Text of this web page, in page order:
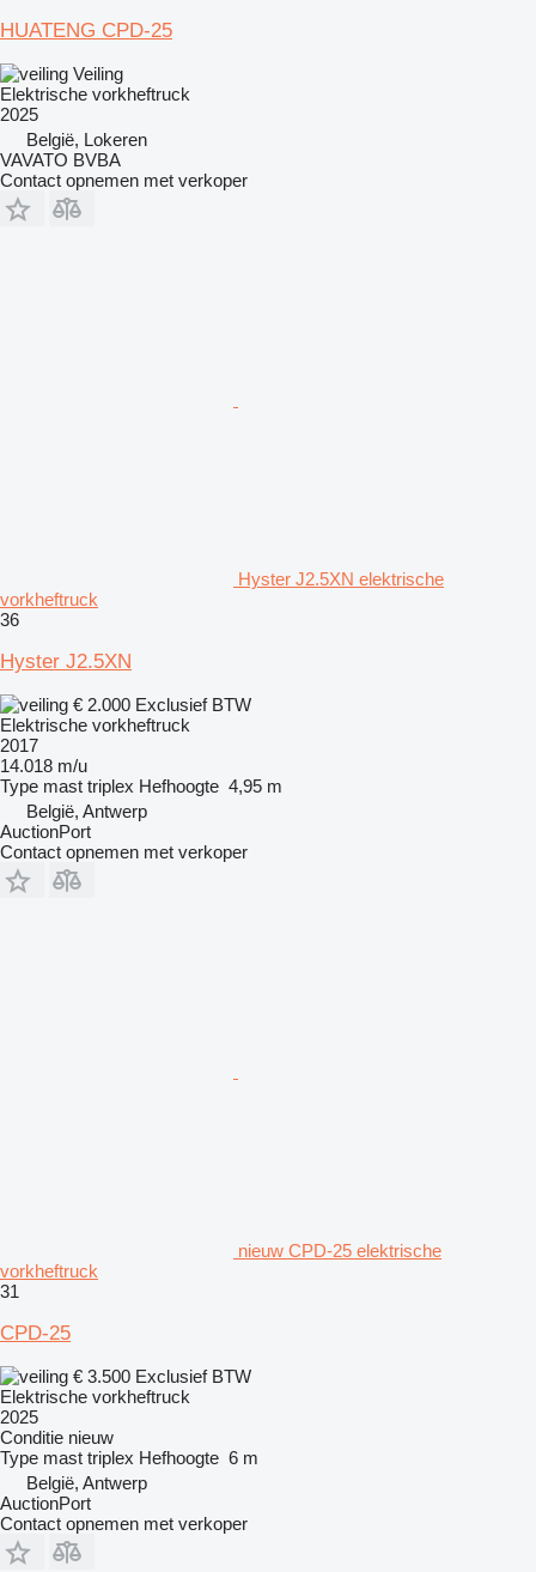
HUATENG CPD-25
Veiling
Elektrische vorkheftruck
2025
België, Lokeren
VAVATO BVBA
Contact opnemen met verkoper
Hyster J2.5XN elektrische
vorkheftruck
36
Hyster J2.5XN
€ 2.000 Exclusief BTW
Elektrische vorkheftruck
2017
14.018 m/u
Type mast triplex Hefhoogte 4,95 m
België, Antwerp
AuctionPort
Contact opnemen met verkoper
nieuw CPD-25 elektrische
vorkheftruck
31
CPD-25
€ 3.500 Exclusief BTW
Elektrische vorkheftruck
2025
Conditie nieuw
Type mast triplex Hefhoogte 6 m
België, Antwerp
AuctionPort
Contact opnemen met verkoper